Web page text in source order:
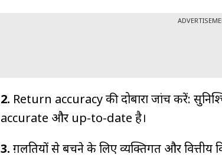
2. Return accuracy की दोबारा जांच करें:
accurate और up-to-date है।
3. ग़लतियों से बचने के लिए व्यक्तिगत और वित्तीय